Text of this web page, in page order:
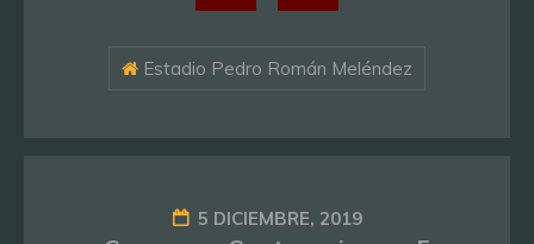
Estadio Pedro Román Meléndez
5 DICIEMBRE, 2019